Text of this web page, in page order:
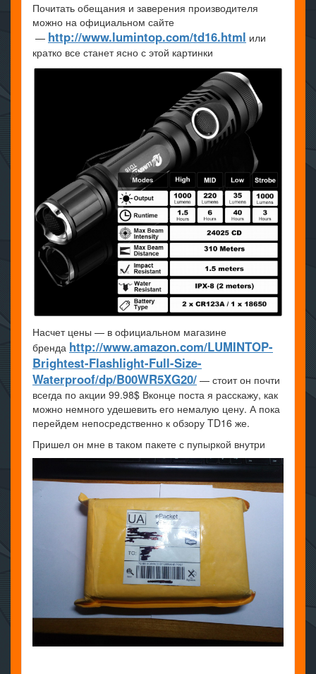
Почитать обещания и заверения производителя
можно на официальном сайте
— http://www.lumintop.com/td16.html или
кратко все станет ясно с этой картинки
Насчет цены — в официальном магазине
бренда http://www.amazon.com/LUMINTOP-
Brightest-Flashlight-Full-Size-
Waterproof/dp/B00WR5XG20/ — стоит он почти
всегда по акции 99.98$ Вконце поста я расскажу, как
можно немного удешевить его немалую цену. А пока
перейдем непосредственно к обзору TD16 же.
Пришел он мне в таком пакете с пупыркой внутри